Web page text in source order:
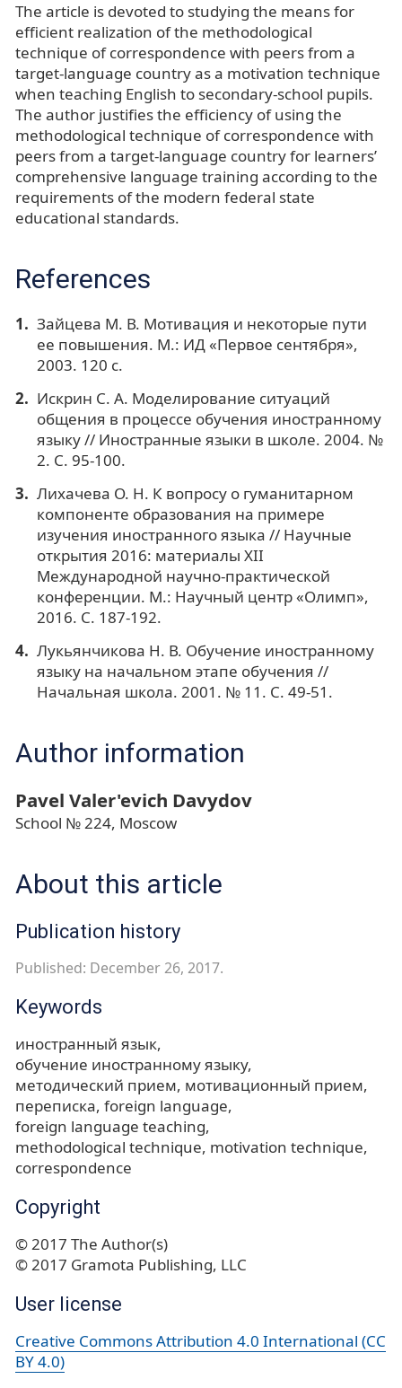
The article is devoted to studying the means for
efficient realization of the methodological
technique of correspondence with peers from a
target-language country as a motivation technique
when teaching English to secondary-school pupils.
The author justifies the efficiency of using the
methodological technique of correspondence with
peers from a target-language country for learners’
comprehensive language training according to the
requirements of the modern federal state
educational standards.
References
Зайцева М. В. Мотивация и некоторые пути
ее повышения. М.: ИД «Первое сентября»,
2003. 120 с.
Искрин С. А. Моделирование ситуаций
общения в процессе обучения иностранному
языку // Иностранные языки в школе. 2004. №
2. С. 95-100.
Лихачева О. Н. К вопросу о гуманитарном
компоненте образования на примере
изучения иностранного языка // Научные
открытия 2016: материалы XII
Международной научно-практической
конференции. М.: Научный центр «Олимп»,
2016. С. 187-192.
Лукьянчикова Н. В. Обучение иностранному
языку на начальном этапе обучения //
Начальная школа. 2001. № 11. С. 49-51.
Author information
Pavel Valer'evich Davydov
School № 224, Moscow
About this article
Publication history
Published: December 26, 2017.
Keywords
иностранный язык
обучение иностранному языку
методический прием мотивационный прием
переписка foreign language
foreign language teaching
methodological technique motivation technique
correspondence
Copyright
© 2017 The Author(s)
© 2017 Gramota Publishing, LLC
User license
Creative Commons Attribution 4.0 International (CC
BY 4.0)